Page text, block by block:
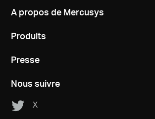
A propos de Mercusys
Produits
Presse
Nous suivre
X